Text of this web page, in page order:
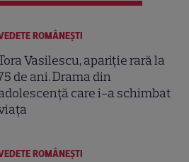
ROMÂNEŞTI
Vasilescu, apariție rară la
de ani. Drama din
care i-a schimbat
ROMÂNEŞTI